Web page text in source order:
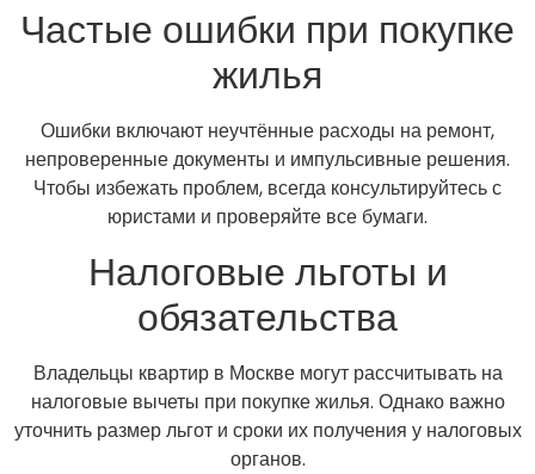
Частые ошибки при покупке
жилья
Ошибки включают неучтённые расходы на ремонт,
непроверенные документы и импульсивные решения.
Чтобы избежать проблем, всегда консультируйтесь с
юристами и проверяйте все бумаги.
Налоговые льготы и
обязательства
Владельцы квартир в Москве могут рассчитывать на
налоговые вычеты при покупке жилья. Однако важно
уточнить размер льгот и сроки их получения у налоговых
органов.